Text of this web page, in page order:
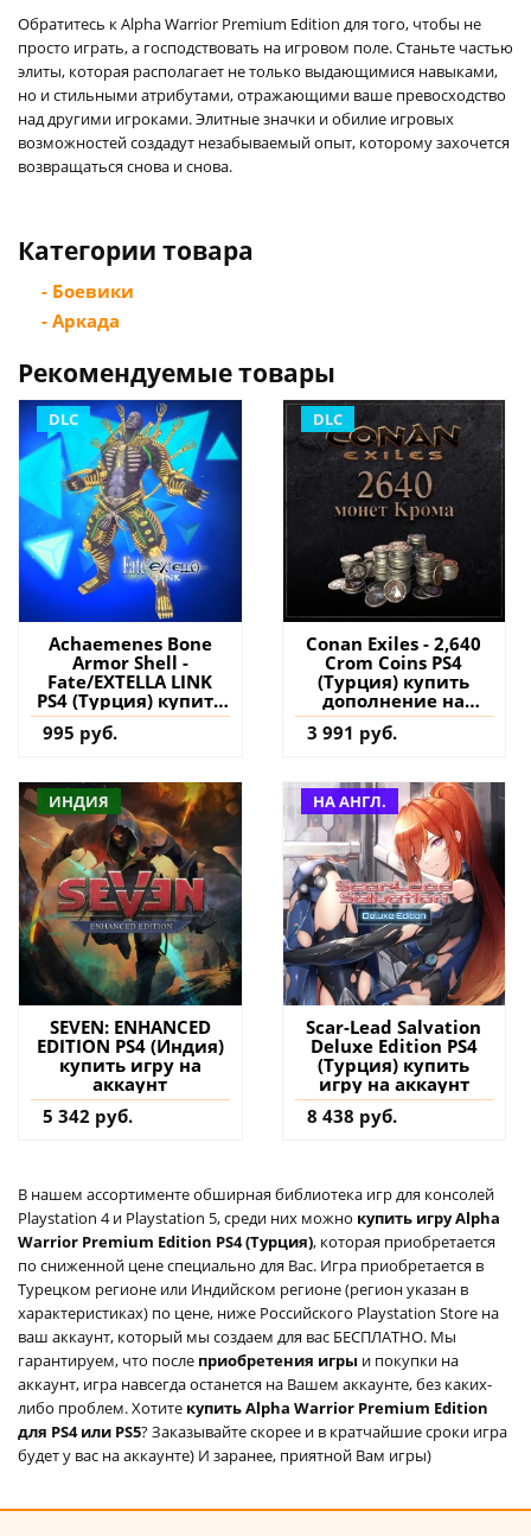
Обратитесь к Alpha Warrior Premium Edition для того, чтобы не
просто играть, а господствовать на игровом поле. Станьте частью
элиты, которая располагает не только выдающимися навыками,
но и стильными атрибутами, отражающими ваше превосходство
над другими игроками. Элитные значки и обилие игровых
возможностей создадут незабываемый опыт, которому захочется
возвращаться снова и снова.
Категории товара
- Боевики
- Аркада
Рекомендуемые товары
DLC
Achaemenes Bone
Armor Shell -
Fate/EXTELLA LINK
PS4 (Турция) купить
дополнение на
аккаунт
995 руб.
DLC
Conan Exiles - 2,640
Crom Coins PS4
(Турция) купить
дополнение на
аккаунт
3 991 руб.
ИНДИЯ
SEVEN: ENHANCED
EDITION PS4 (Индия)
купить игру на
аккаунт
5 342 руб.
НА АНГЛ.
Scar-Lead Salvation
Deluxe Edition PS4
(Турция) купить
игру на аккаунт
8 438 руб.
В нашем ассортименте обширная библиотека игр для консолей
Playstation 4 и Playstation 5, среди них можно купить игру Alpha
Warrior Premium Edition PS4 (Турция), которая приобретается
по сниженной цене специально для Вас. Игра приобретается в
Турецком регионе или Индийском регионе (регион указан в
характеристиках) по цене, ниже Российского Playstation Store на
ваш аккаунт, который мы создаем для вас БЕСПЛАТНО. Мы
гарантируем, что после приобретения игры и покупки на
аккаунт, игра навсегда останется на Вашем аккаунте, без каких-
либо проблем. Хотите купить Alpha Warrior Premium Edition
для PS4 или PS5? Заказывайте скорее и в кратчайшие сроки игра
будет у вас на аккаунте) И заранее, приятной Вам игры)